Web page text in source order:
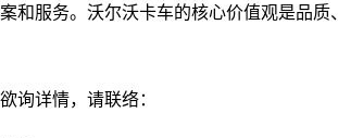
案和服务。沃尔沃卡车的核心价值观是品质
欲询详情，请联络：